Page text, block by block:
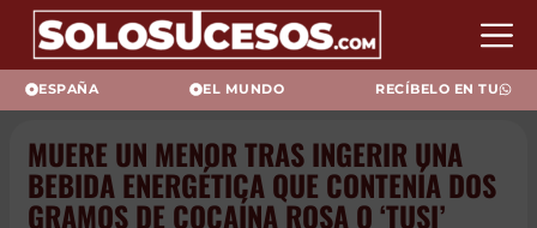
ESPAÑA EL MUNDO RECÍBELO EN TU
MUERE UN MENOR TRAS INGERIR
UNA BEBIDA ENERGÉTICA QUE
CONTENÍA DOS GRAMOS DE